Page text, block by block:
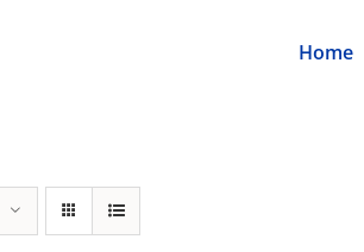
Home